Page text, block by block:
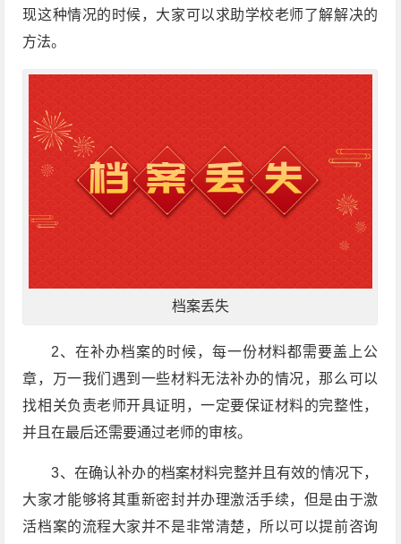
现这种情况的时候，大家可以求助学校老师了解解决的
方法。
档案丢失
2、在补办档案的时候，每一份材料都需要盖上公
章，万一我们遇到一些材料无法补办的情况，那么可以
找相关负责老师开具证明，一定要保证材料的完整性，
并且在最后还需要通过老师的审核。
3、在确认补办的档案材料完整并且有效的情况下，
大家才能够将其重新密封并办理激活手续，但是由于激
活档案的流程大家并不是非常清楚，所以可以提前咨询